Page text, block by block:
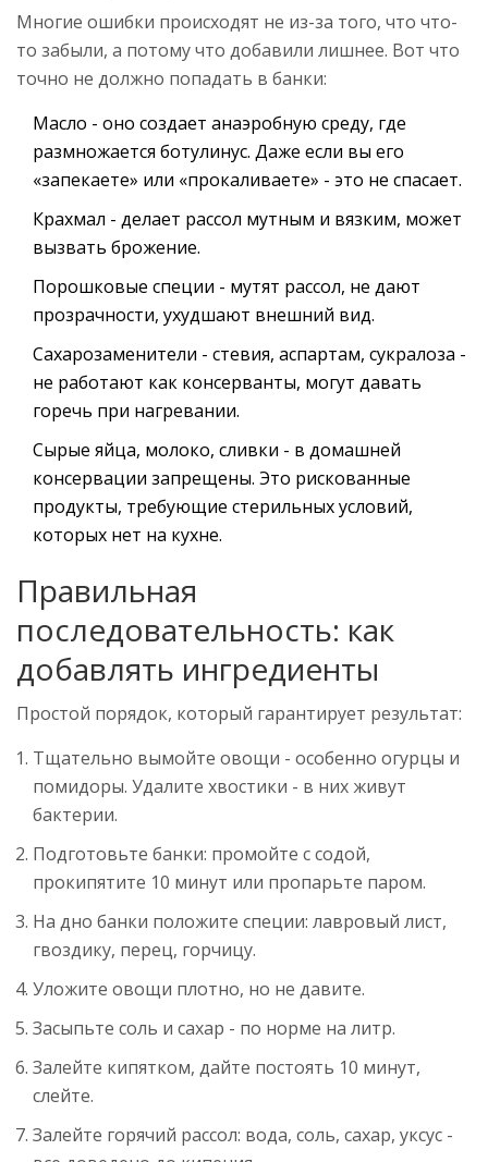
Многие ошибки происходят не из-за того, что что-
то забыли, а потому что добавили лишнее. Вот что
точно не должно попадать в банки:
Масло - оно создает анаэробную среду, где
размножается ботулинус. Даже если вы его
«запекаете» или «прокаливаете» - это не спасает.
Крахмал - делает рассол мутным и вязким, может
вызвать брожение.
Порошковые специи - мутят рассол, не дают
прозрачности, ухудшают внешний вид.
Сахарозаменители - стевия, аспартам, сукралоза -
не работают как консерванты, могут давать
горечь при нагревании.
Сырые яйца, молоко, сливки - в домашней
консервации запрещены. Это рискованные
продукты, требующие стерильных условий,
которых нет на кухне.
Правильная
последовательность: как
добавлять ингредиенты
Простой порядок, который гарантирует результат:
Тщательно вымойте овощи - особенно огурцы и
помидоры. Удалите хвостики - в них живут
бактерии.
Подготовьте банки: промойте с содой,
прокипятите 10 минут или пропарьте паром.
На дно банки положите специи: лавровый лист,
гвоздику, перец, горчицу.
Уложите овощи плотно, но не давите.
Засыпьте соль и сахар - по норме на литр.
Залейте кипятком, дайте постоять 10 минут,
слейте.
Залейте горячий рассол: вода, соль, сахар, уксус -